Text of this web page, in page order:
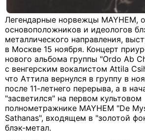
Легендарные норвежцы MAYHEM,
основоположников и идеологов
металлического направления,
в Москве 15 ноября. Концерт
нового альбома группы "Ordo Ab
с венгерским вокалистом Attila
что Аттила вернулся в группу в
после 11-летнего перерыва, а в
"засветился" на первом культовом
полнометражнике MAYHEM "De
Sathanas", входящем в "золотой
блэк-метал.